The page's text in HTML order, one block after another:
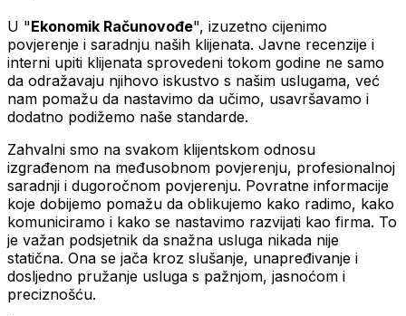
U "Ekonomik Računovođe", izuzetno cijenimo
povjerenje i saradnju naših klijenata. Javne recenzije i
interni upiti klijenata sprovedeni tokom godine ne samo
da odražavaju njihovo iskustvo s našim uslugama, već
nam pomažu da nastavimo da učimo, usavršavamo i
dodatno podižemo naše standarde.
Zahvalni smo na svakom klijentskom odnosu
izgrađenom na međusobnom povjerenju, profesionalnoj
saradnji i dugoročnom povjerenju. Povratne informacije
koje dobijemo pomažu da oblikujemo kako radimo, kako
komuniciramo i kako se nastavimo razvijati kao firma. To
je važan podsjetnik da snažna usluga nikada nije
statična. Ona se jača kroz slušanje, unapređivanje i
dosljedno pružanje usluga s pažnjom, jasnoćom i
preciznošću.